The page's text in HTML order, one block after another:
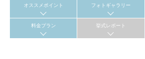
オススメポイント フォトギャラリー
料金プラン 挙式レポート